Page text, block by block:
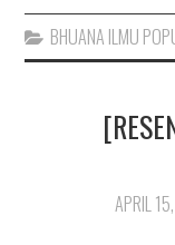
BHUANA ILMU
APRIL